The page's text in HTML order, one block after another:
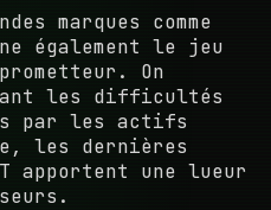
marques comme
également le jeu
On
les difficultés
par les actifs
les dernières
apportent une lueur